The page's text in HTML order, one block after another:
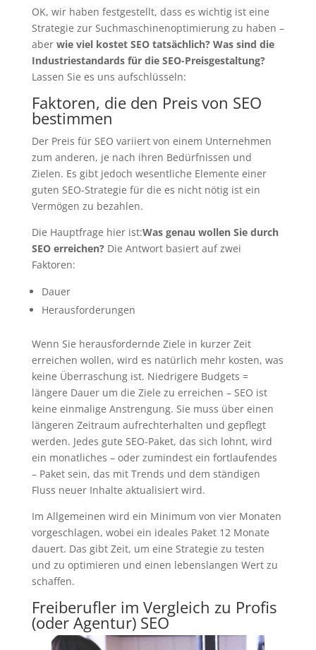
OK, wir haben festgestellt, dass es wichtig ist eine
Strategie zur Suchmaschinenoptimierung zu haben –
aber wie viel kostet SEO tatsächlich? Was sind die
Industriestandards für die SEO-Preisgestaltung?
Lassen Sie es uns aufschlüsseln:
Faktoren, die den Preis von SEO
bestimmen
Der Preis für SEO variiert von einem Unternehmen
zum anderen, je nach ihren Bedürfnissen und
Zielen. Es gibt jedoch wesentliche Elemente einer
guten SEO-Strategie für die es nicht nötig ist ein
Vermögen zu bezahlen.
Die Hauptfrage hier ist:Was genau wollen Sie durch
SEO erreichen? Die Antwort basiert auf zwei
Faktoren:
Dauer
Herausforderungen
Wenn Sie herausfordernde Ziele in kurzer Zeit
erreichen wollen, wird es natürlich mehr kosten, was
keine Überraschung ist. Niedrigere Budgets =
längere Dauer um die Ziele zu erreichen – SEO ist
keine einmalige Anstrengung. Sie muss über einen
längeren Zeitraum aufrechterhalten und gepflegt
werden. Jedes gute SEO-Paket, das sich lohnt, wird
ein monatliches – oder zumindest ein fortlaufendes
– Paket sein, das mit Trends und dem ständigen
Fluss neuer Inhalte aktualisiert wird.
Im Allgemeinen wird ein Minimum von vier Monaten
vorgeschlagen, wobei ein ideales Paket 12 Monate
dauert. Das gibt Zeit, um eine Strategie zu testen
und zu optimieren und einen lebenslangen Wert zu
schaffen.
Freiberufler im Vergleich zu Profis
(oder Agentur) SEO